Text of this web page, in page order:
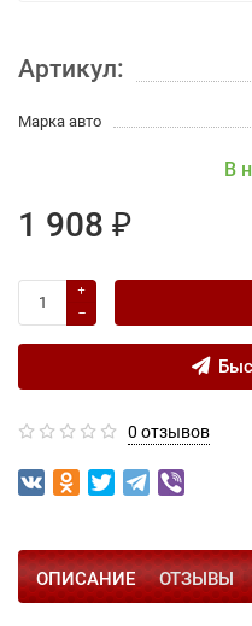
Артикул:
Марка авто
В
1 908 ₽
0 отзывов
ОПИСАНИЕ ОТЗЫВЫ